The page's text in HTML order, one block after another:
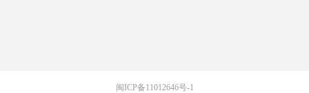
闽ICP备11012646号-1